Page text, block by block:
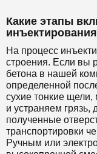
Какие этапы
На процесс
строения. Если вы
бетона в нашей
определенной
сухие тонкие
и устраняем грязь,
полученные
транспортировки
Ручным или